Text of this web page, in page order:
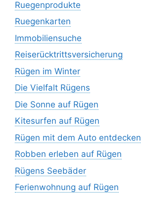
Ruegenprodukte
Ruegenkarten
Immobiliensuche
Reiserücktrittsversicherung
Rügen im Winter
Die Vielfalt Rügens
Die Sonne auf Rügen
Kitesurfen auf Rügen
Rügen mit dem Auto entdecken
Robben erleben auf Rügen
Rügens Seebäder
Ferienwohnung auf Rügen